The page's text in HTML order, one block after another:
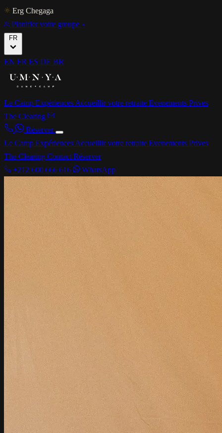
Erg Chegaga
Planifier votre groupe
FR
EN FR ES DE BR
Le Camp Expériences Accueillir votre retraite Evenements Prives
The Clearing
Réserver
Le Camp Expériences Accueillir votre retraite Evenements Prives
The Clearing Contact Réserver
+212 600 666 616
WhatsApp